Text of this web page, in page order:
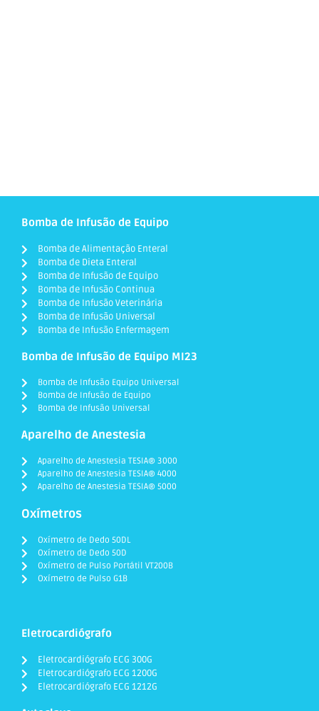
Bomba de Infusão de Equipo
Bomba de Alimentação Enteral
Bomba de Dieta Enteral
Bomba de Infusão de Equipo
Bomba de Infusão Continua
Bomba de Infusão Veterinária
Bomba de Infusão Universal
Bomba de Infusão Enfermagem
Bomba de Infusão de Equipo MI23
Bomba de Infusão Equipo Universal
Bomba de Infusão de Equipo
Bomba de Infusão Universal
Aparelho de Anestesia
Aparelho de Anestesia TESIA® 3000
Aparelho de Anestesia TESIA® 4000
Aparelho de Anestesia TESIA® 5000
Oxímetros
Oxímetro de Dedo 50DL
Oxímetro de Dedo 50D
Oxímetro de Pulso Portátil VT200B
Oxímetro de Pulso G1B
Eletrocardiógrafo
Eletrocardiógrafo ECG 300G
Eletrocardiógrafo ECG 1200G
Eletrocardiógrafo ECG 1212G